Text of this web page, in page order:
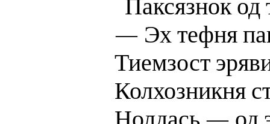
‎Паксязнок од
— Эх тефня
Тиемзост
Колхозникня